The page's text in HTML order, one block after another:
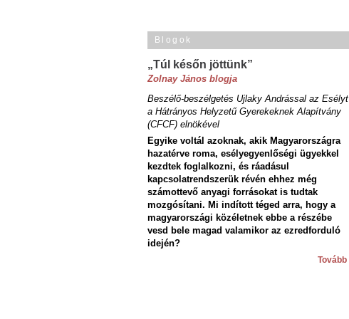
Blogok
„Túl későn jöttünk”
Zolnay János blogja
Beszélő-beszélgetés Ujlaky Andrással az Esélyt
a Hátrányos Helyzetű Gyerekeknek Alapítvány
(CFCF) elnökével
Egyike voltál azoknak, akik Magyarországra
hazatérve roma, esélyegyenlőségi ügyekkel
kezdtek foglalkozni, és ráadásul
kapcsolatrendszerük révén ehhez még
számottevő anyagi forrásokat is tudtak
mozgósítani. Mi indított téged arra, hogy a
magyarországi közéletnek ebbe a részébe
vesd bele magad valamikor az ezredforduló
idején?
Tovább